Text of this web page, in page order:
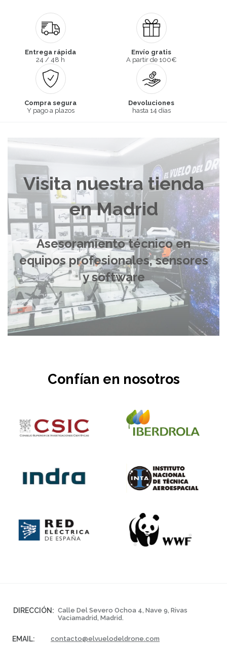
Entrega rápida
24 / 48 h
Envío gratis
A partir de 100€
Compra segura
Y pago a plazos
Devoluciones
hasta 14 días
Visita nuestra tienda
en Madrid
Asesoramiento técnico en
equipos profesionales, sensores
y software
Confían en nosotros
DIRECCIÓN: Calle Del Severo Ochoa 4, Nave 9, Rivas
Vaciamadrid, Madrid.
EMAIL: contacto@elvuelodeldrone.com